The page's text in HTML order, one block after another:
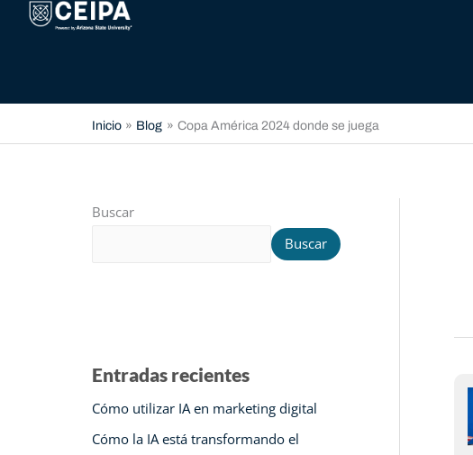
contenido
Inicio Blog Copa América 2024 donde se juega
Buscar
Buscar
Entradas recientes
Cómo utilizar IA en marketing digital
Cómo la IA está transformando el